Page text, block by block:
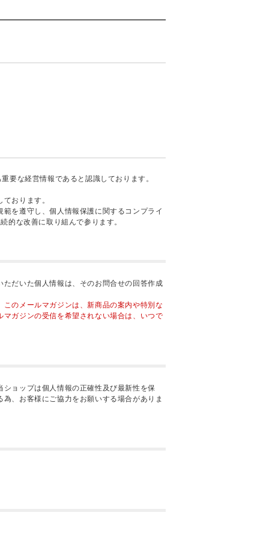
要な経営情報であると認識しております。
おります。
を遵守し、個人情報保護に関するコンプライ
的な改善に取り組んで参ります。
だいた個人情報は、そのお問合せの回答作成
のメールマガジンは、新商品の案内や特別な
ガジンの受信を希望されない場合は、いつで
ョップは個人情報の正確性及び最新性を保
、お客様にご協力をお願いする場合がありま